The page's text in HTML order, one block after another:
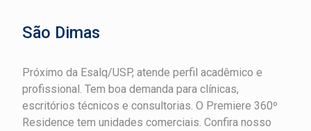
São Dimas
Próximo da Esalq/USP, atende perfil acadêmico e
profissional. Tem boa demanda para clínicas,
escritórios técnicos e consultorias. O Premiere 360º
Residence tem unidades comerciais. Confira nosso